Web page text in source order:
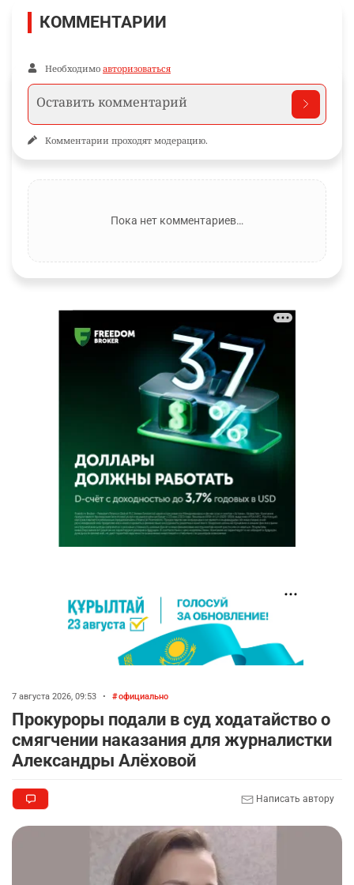
КОММЕНТАРИИ
Необходимо авторизоваться
Комментарии проходят модерацию.
Пока нет комментариев…
7 августа 2026, 09:53 • официально
Прокуроры подали в суд ходатайство о
смягчении наказания для журналистки
Александры Алёховой
Написать автору